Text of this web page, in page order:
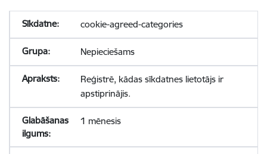
cookie-agreed-categories
Nepieciešams
Reģistrē, kādas sīkdatnes lietotājs ir
apstiprinājis.
1 mēnesis